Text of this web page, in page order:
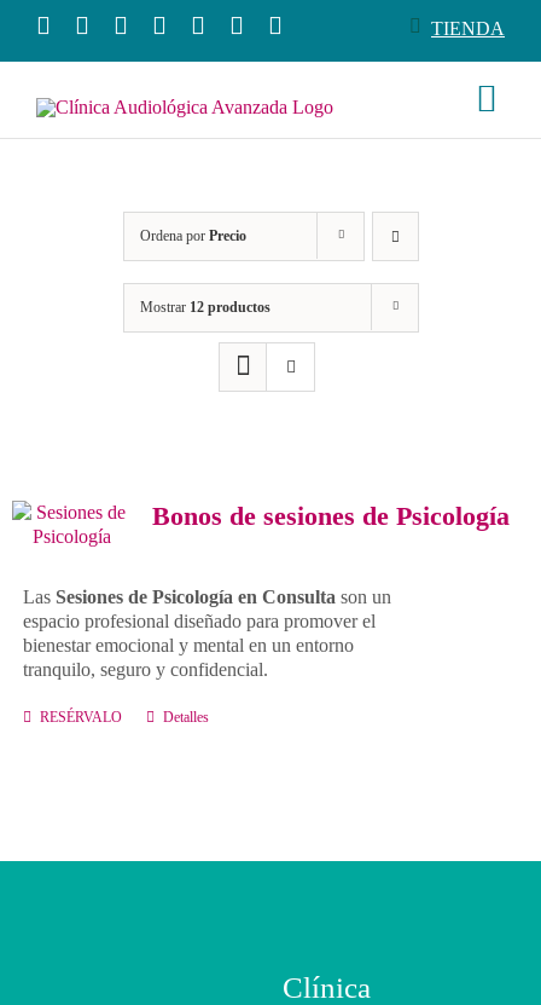
contenido
TIENDA
Ordena por Precio
Mostrar 12 productos
Bonos de sesiones de Psicología
Las Sesiones de Psicología en Consulta son un
espacio profesional diseñado para promover el
bienestar emocional y mental en un entorno
tranquilo, seguro y confidencial.
RESÉRVALO Detalles
Clínica